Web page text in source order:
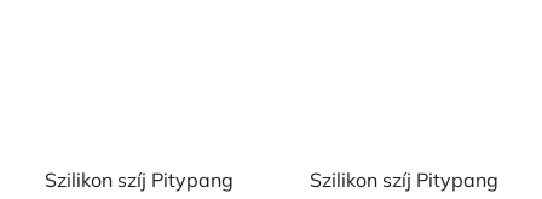
Szilikon szíj Pitypang
Szilikon szíj Pitypang